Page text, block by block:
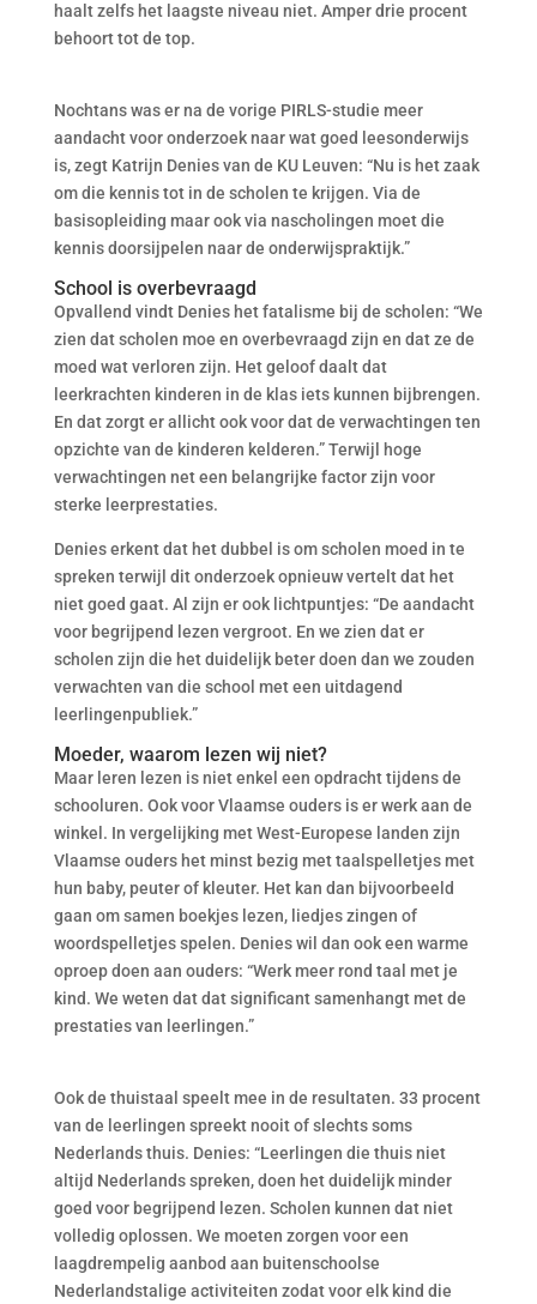
haalt zelfs het laagste niveau niet. Amper drie procent
behoort tot de top.
Nochtans was er na de vorige PIRLS-studie meer
aandacht voor onderzoek naar wat goed leesonderwijs
is, zegt Katrijn Denies van de KU Leuven: “Nu is het zaak
om die kennis tot in de scholen te krijgen. Via de
basisopleiding maar ook via nascholingen moet die
kennis doorsijpelen naar de onderwijspraktijk.”
School is overbevraagd
Opvallend vindt Denies het fatalisme bij de scholen: “We
zien dat scholen moe en overbevraagd zijn en dat ze de
moed wat verloren zijn. Het geloof daalt dat
leerkrachten kinderen in de klas iets kunnen bijbrengen.
En dat zorgt er allicht ook voor dat de verwachtingen ten
opzichte van de kinderen kelderen.” Terwijl hoge
verwachtingen net een belangrijke factor zijn voor
sterke leerprestaties.
Denies erkent dat het dubbel is om scholen moed in te
spreken terwijl dit onderzoek opnieuw vertelt dat het
niet goed gaat. Al zijn er ook lichtpuntjes: “De aandacht
voor begrijpend lezen vergroot. En we zien dat er
scholen zijn die het duidelijk beter doen dan we zouden
verwachten van die school met een uitdagend
leerlingenpubliek.”
Moeder, waarom lezen wij niet?
Maar leren lezen is niet enkel een opdracht tijdens de
schooluren. Ook voor Vlaamse ouders is er werk aan de
winkel. In vergelijking met West-Europese landen zijn
Vlaamse ouders het minst bezig met taalspelletjes met
hun baby, peuter of kleuter. Het kan dan bijvoorbeeld
gaan om samen boekjes lezen, liedjes zingen of
woordspelletjes spelen. Denies wil dan ook een warme
oproep doen aan ouders: “Werk meer rond taal met je
kind. We weten dat dat significant samenhangt met de
prestaties van leerlingen.”
Ook de thuistaal speelt mee in de resultaten. 33 procent
van de leerlingen spreekt nooit of slechts soms
Nederlands thuis. Denies: “Leerlingen die thuis niet
altijd Nederlands spreken, doen het duidelijk minder
goed voor begrijpend lezen. Scholen kunnen dat niet
volledig oplossen. We moeten zorgen voor een
laagdrempelig aanbod aan buitenschoolse
Nederlandstalige activiteiten zodat voor elk kind die